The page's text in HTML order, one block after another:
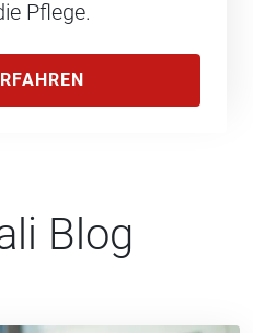
Pflege.
Blog